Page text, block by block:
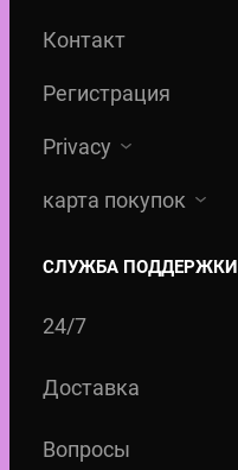
Контакт
Регистрация
Privacy
карта покупок
СЛУЖБА ПОДДЕРЖКИ
24/7
Доставка
Вопросы